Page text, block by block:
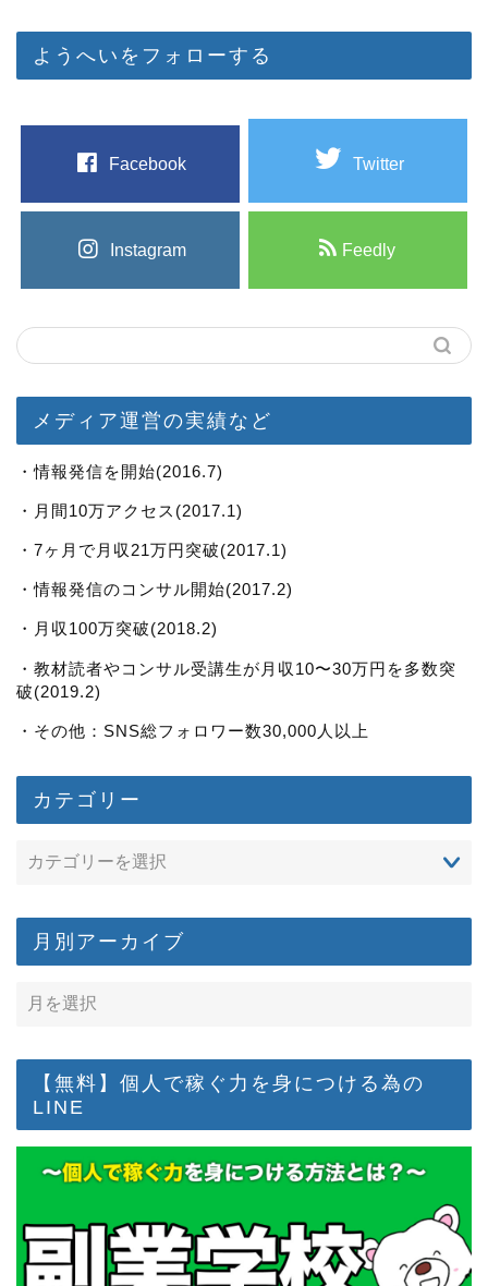
ようへいをフォローする
Facebook Twitter
Instagram Feedly
メディア運営の実績など
・情報発信を開始(2016.7)
・月間10万アクセス(2017.1)
・7ヶ月で月収21万円突破(2017.1)
・情報発信のコンサル開始(2017.2)
・月収100万突破(2018.2)
・教材読者やコンサル受講生が月収10〜30万円を多数突
破(2019.2)
・その他：SNS総フォロワー数30,000人以上
カテゴリー
月別アーカイブ
【無料】個人で稼ぐ力を身につける為の
LINE